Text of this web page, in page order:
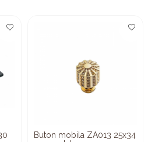
Buton mobila ZA013 25x34